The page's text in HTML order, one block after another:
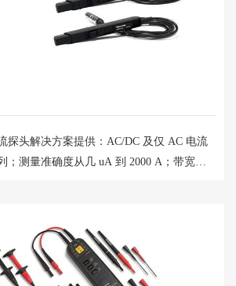
探头解决方案提供：AC/DC 及仅 AC 电流
；测量准确度从几 uA 到 2000 A；带宽高
，因此无需将电压转换为电流或者手动设定